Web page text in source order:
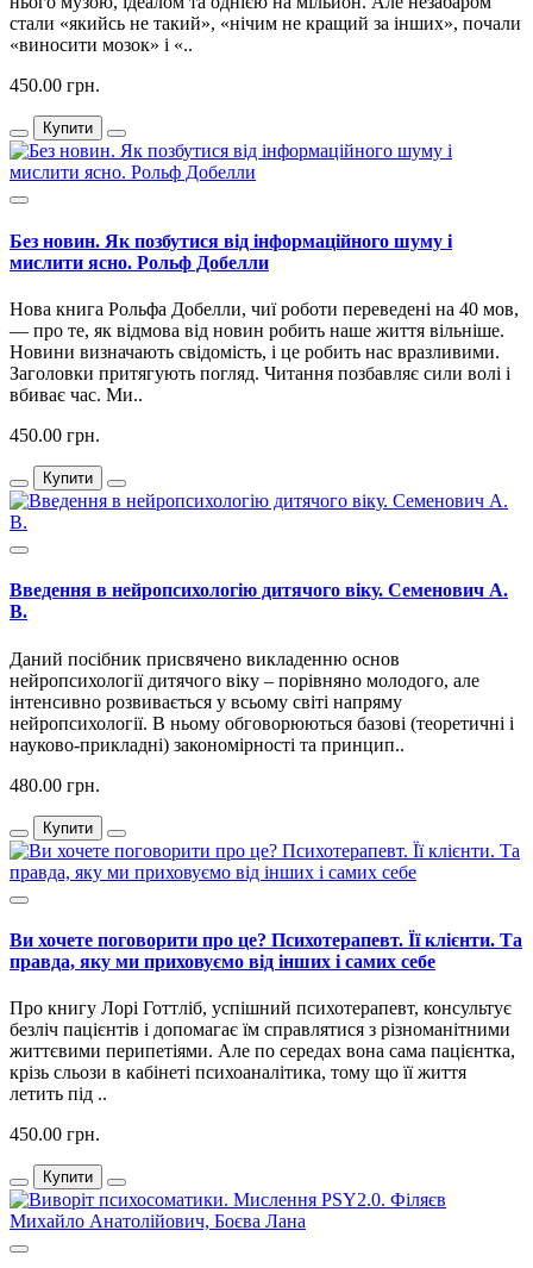
стали «якийсь не такий», «нічим не кращий за інших», почали
«виносити мозок» і «..
450.00 грн.
Купити
Без новин. Як позбутися від інформаційного шуму і
мислити ясно. Рольф Добелли
Нова книга Рольфа Добелли, чиї роботи переведені на 40 мов,
— про те, як відмова від новин робить наше життя вільніше.
Новини визначають свідомість, і це робить нас вразливими.
Заголовки притягують погляд. Читання позбавляє сили волі і
вбиває час. Ми..
450.00 грн.
Купити
Введення в нейропсихологію дитячого віку. Семенович А.
В.
Даний посібник присвячено викладенню основ
нейропсихології дитячого віку – порівняно молодого, але
інтенсивно розвивається у всьому світі напряму
нейропсихології. В ньому обговорюються базові (теоретичні і
науково-прикладні) закономірності та принцип..
480.00 грн.
Купити
Ви хочете поговорити про це? Психотерапевт. Її клієнти. Та
правда, яку ми приховуємо від інших і самих себе
Про книгу Лорі Готтліб, успішний психотерапевт, консультує
безліч пацієнтів і допомагає їм справлятися з різноманітними
життєвими перипетіями. Але по середах вона сама пацієнтка,
крізь сльози в кабінеті психоаналітика, тому що її життя
летить під ..
450.00 грн.
Купити